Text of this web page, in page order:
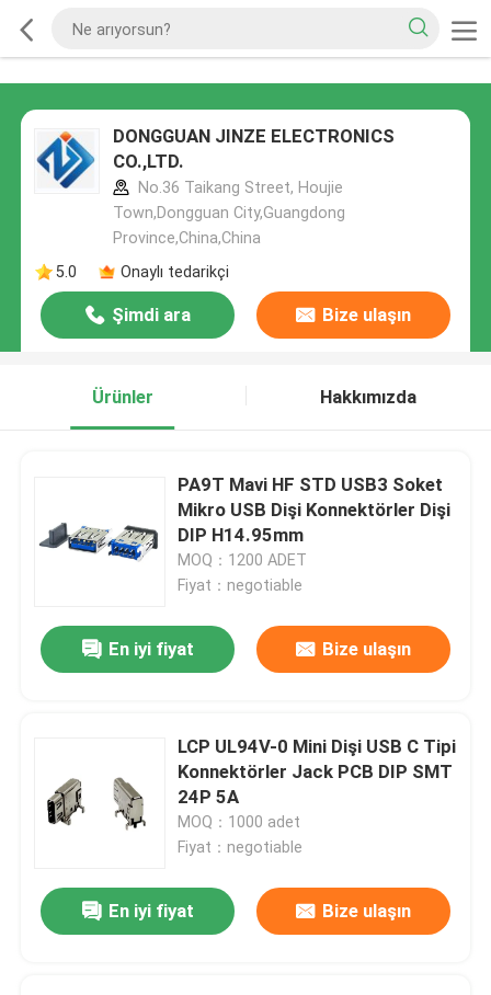
DONGGUAN JINZE ELECTRONICS
CO.,LTD.
No.36 Taikang Street, Houjie
Town,Dongguan City,Guangdong
Province,China,China
5.0
Onaylı tedarikçi
Şimdi ara Bize ulaşın
Ürünler Hakkımızda
PA9T Mavi HF STD USB3 Soket
Mikro USB Dişi Konnektörler Dişi
DIP H14.95mm
MOQ：1200 ADET
Fiyat：negotiable
En iyi fiyat Bize ulaşın
LCP UL94V-0 Mini Dişi USB C Tipi
Konnektörler Jack PCB DIP SMT
24P 5A
MOQ：1000 adet
Fiyat：negotiable
En iyi fiyat Bize ulaşın